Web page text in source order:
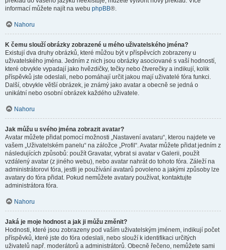
informací můžete najít na webu phpBB®.
Nahoru
K čemu slouží obrázky zobrazené u mého uživatelského jména?
Existují dva druhy obrázků, které můžou být v příspěvcích zobrazeny u
uživatelského jména. Jedním z nich jsou obrázky asociované s vaší hodností,
které obvykle vypadají jako hvězdičky, tečky nebo čtverečky a indikují, kolik
příspěvků jste odeslali, nebo pomáhají určit jakou mají uživatelé fóra funkci.
Další, obvykle větší obrázek, je známý jako avatar a obecně se jedná o
unikátní nebo osobní obrázek každého uživatele.
Nahoru
Jak můžu u svého jména zobrazit avatar?
Avatar můžete přidat pomocí možnosti „Nastavení avataru“, kterou najdete ve
vašem „Uživatelském panelu“ na záložce „Profil“. Avatar můžete přidat jedním z
následujících způsobů: použít Gravatar, vybrat si avatar v Galerii, použít
vzdálený avatar (z jiného webu), nebo avatar nahrát do tohoto fóra. Záleží na
administrátorovi fóra, jestli je používání avatarů povoleno a jakými způsoby lze
avatary do fóra přidat. Pokud nemůžete avatary používat, kontaktujte
administrátora fóra.
Nahoru
Jaká je moje hodnost a jak ji můžu změnit?
Hodnosti, které jsou zobrazeny pod vaším uživatelským jménem, indikují počet
příspěvků, které jste do fóra odeslali, nebo slouží k identifikaci určitých
uživatelů např. moderátorů a administrátorů. Obecně řečeno, nemůžete sami